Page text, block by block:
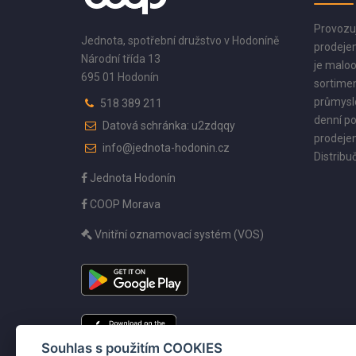
Jednota, spotřební družstvo v Hodoníně
Národní třída 13
695 01 Hodonín
518 389 211
Datová schránka: u2zdqqy
info@jednota-hodonin.cz
Jednota Hodonín
COOP Morava
Vnitřní oznamovací systém (VOS)
je
denní
Souhlas s použitím COOKIES